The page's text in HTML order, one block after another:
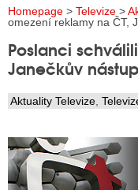
INTERNET
TISK
RADIA
RÁDIÍ
RÁDIÍ
Homepage > Televize >
omezení reklamy na ČT,
Poslanci
Janečkův
Aktuality Televize